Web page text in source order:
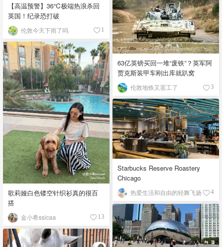
【高温预警】36℃极端热浪杀回
英国！纪录恐打破
伦敦今天下雨了吗 1
63亿英镑买回一堆“废铁”？英军阿
贾克斯装甲车刚出库就趴窝
伦敦地铁又罢工了 3
歌莉娅白色镂空针织衫真的很百
搭
金小希ssicaa 13
Starbucks Reserve Roastery
Chicago
热爱生活和自由的轻舞飞扬 4